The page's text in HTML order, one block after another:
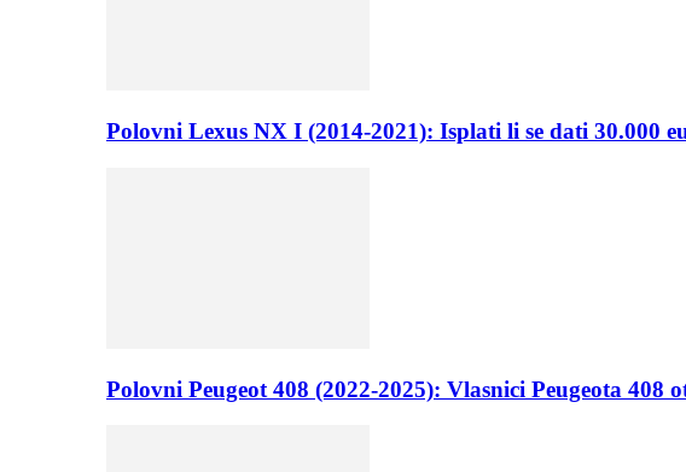
Polovni Lexus NX I (2014-2021): Isplati li se dati 30.000
Polovni Peugeot 408 (2022-2025): Vlasnici Peugeota